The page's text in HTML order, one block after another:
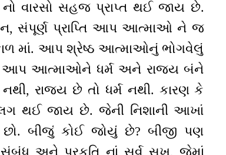
નો વારસો સહજ પ્રાપ્ત થઈ જાય છે.
સંપૂર્ણ પ્રાપ્તિ આપ આત્માઓ ને જ
માં. આપ શ્રેષ્ઠ આત્માઓનું ભોગવેલું
આપ આત્માઓને ધર્મ અને રાજ્ય બંને
રાજ્ય છે તો ધર્મ નથી. કારણ કે
થઈ જાય છે. જેની નિશાની આખાં
છો. બીજું કોઈ જોયું છે? બીજી પણ
સંબંધ અને પ્રકૃતિ નાં સર્વ સુખ, જેમાં